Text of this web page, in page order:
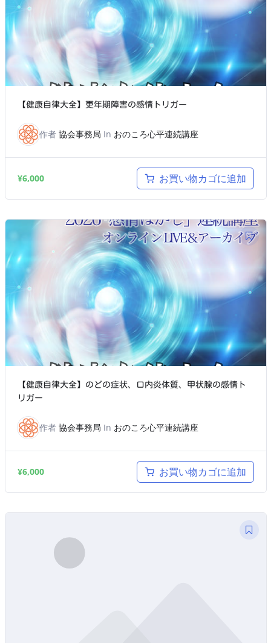
【健康自律大全】更年期障害の感情トリガー
作者 協会事務局 In おのころ心平連続講座
¥6,000 お買い物カゴに追加
【健康自律大全】のどの症状、口内炎体質、甲状腺の感情ト
リガー
作者 協会事務局 In おのころ心平連続講座
¥6,000 お買い物カゴに追加